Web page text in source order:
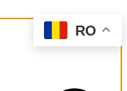
RO